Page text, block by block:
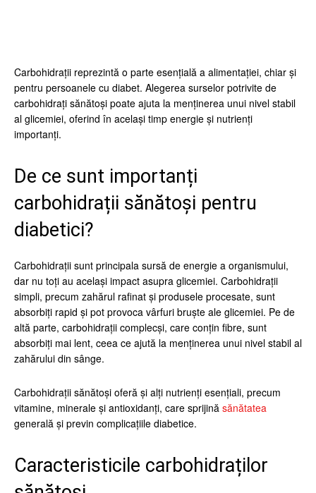
Carbohidrații reprezintă o parte esențială a alimentației, chiar și
pentru persoanele cu diabet. Alegerea surselor potrivite de
carbohidrați sănătoși poate ajuta la menținerea unui nivel stabil
al glicemiei, oferind în același timp energie și nutrienți
importanți.
De ce sunt importanți
carbohidrații sănătoși pentru
diabetici?
Carbohidrații sunt principala sursă de energie a organismului,
dar nu toți au același impact asupra glicemiei. Carbohidrații
simpli, precum zahărul rafinat și produsele procesate, sunt
absorbiți rapid și pot provoca vârfuri bruște ale glicemiei. Pe de
altă parte, carbohidrații complecși, care conțin fibre, sunt
absorbiți mai lent, ceea ce ajută la menținerea unui nivel stabil al
zahărului din sânge.
Carbohidrații sănătoși oferă și alți nutrienți esențiali, precum
vitamine, minerale și antioxidanți, care sprijină sănătatea
generală și previn complicațiile diabetice.
Caracteristicile carbohidraților